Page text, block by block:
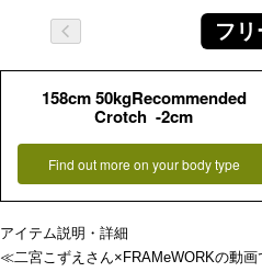
フリ
158cm 50kgRecommended
Crotch -2cm
Find out more on your body type
アイテム説明・詳細
≪二宮こずえさん×FRAMeWORKの動